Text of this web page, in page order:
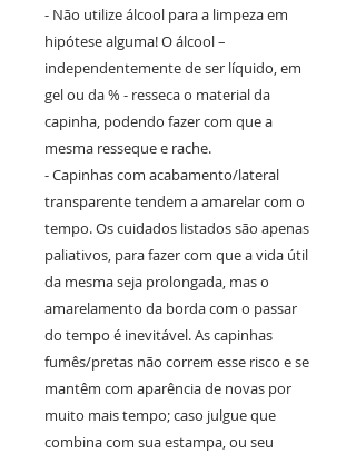
- Não utilize álcool para a limpeza em
hipótese alguma! O álcool –
independentemente de ser líquido, em
gel ou da % - resseca o material da
capinha, podendo fazer com que a
mesma resseque e rache.
- Capinhas com acabamento/lateral
transparente tendem a amarelar com o
tempo. Os cuidados listados são apenas
paliativos, para fazer com que a vida útil
da mesma seja prolongada, mas o
amarelamento da borda com o passar
do tempo é inevitável. As capinhas
fumês/pretas não correm esse risco e se
mantêm com aparência de novas por
muito mais tempo; caso julgue que
combina com sua estampa, ou seu